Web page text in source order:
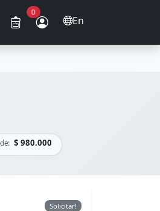
0
En
$ 980.000
Solicitar!